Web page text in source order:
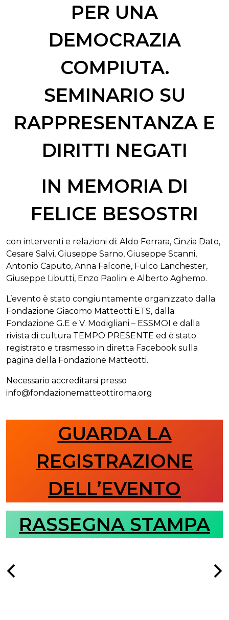
PER UNA
DEMOCRAZIA
COMPIUTA.
SEMINARIO SU
RAPPRESENTANZA E
DIRITTI NEGATI
IN MEMORIA DI
FELICE BESOSTRI
con interventi e relazioni di: Aldo Ferrara, Cinzia Dato,
Cesare Salvi, Giuseppe Sarno, Giuseppe Scanni,
Antonio Caputo, Anna Falcone, Fulco Lanchester,
Giuseppe Libutti, Enzo Paolini e Alberto Aghemo.
L’evento è stato congiuntamente organizzato dalla
Fondazione Giacomo Matteotti ETS, dalla
Fondazione G.E e V. Modigliani – ESSMOI e dalla
rivista di cultura TEMPO PRESENTE ed è stato
registrato e trasmesso in diretta Facebook sulla
pagina della Fondazione Matteotti.
Necessario accreditarsi presso
info@fondazionematteottiroma.org
GUARDA LA
REGISTRAZIONE
DELL’EVENTO
RASSEGNA STAMPA